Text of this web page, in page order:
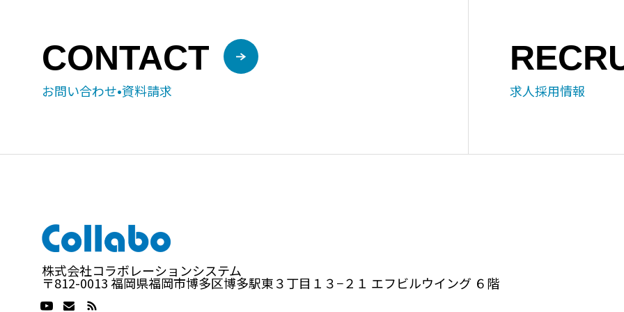
CONTACT
お問い合わせ•資料請求 求人採用情報
株式会社コラボレーションシステム
〒812-0013 福岡県福岡市博多区博多駅東３丁目１３−２１ エフビルウイング ６階